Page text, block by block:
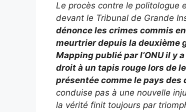
Le procès contre le politologue
devant le Tribunal de Grande
dénonce les crimes commis
meurtrier depuis la deuxième
Mapping publié par l’ONU il y
droit à un tapis rouge lors de
présentée comme le pays des
conduise pas à une nouvelle
la vérité finit toujours par